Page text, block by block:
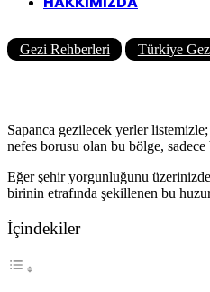
Gezi Rehberleri Türkiye
Sapanca gezilecek yerler
nefes borusu olan bu bölge, sadece
Eğer şehir yorgunluğunu
birinin etrafında şekillenen bu
İçindekiler